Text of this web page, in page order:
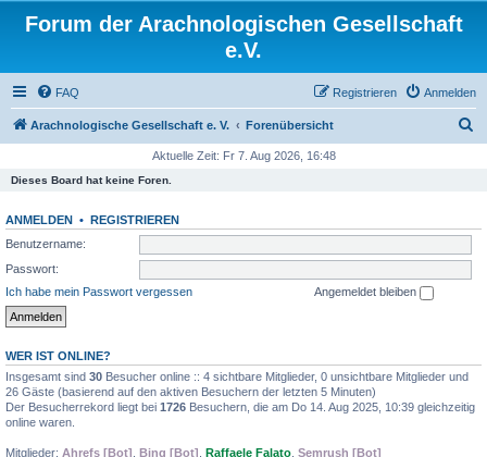
Forum der Arachnologischen Gesellschaft
e.V.
FAQ Anmelden
Registrieren
Arachnologische Gesellschaft e. V. Forenübersicht
e
Aktuelle Zeit: Fr 7. Aug 2026, 16:48
Dieses Board hat keine Foren.
ANMELDEN • REGISTRIEREN
Benutzername:
Passwort:
Ich habe mein Passwort vergessen
Angemeldet bleiben
WER IST ONLINE?
Insgesamt sind 30 Besucher online :: 4 sichtbare Mitglieder, 0 unsichtbare Mitglieder und
26 Gäste (basierend auf den aktiven Besuchern der letzten 5 Minuten)
Der Besucherrekord liegt bei 1726 Besuchern, die am Do 14. Aug 2025, 10:39 gleichzeitig
online waren.
Mitglieder: Ahrefs [Bot] Bing [Bot] Raffaele Falato Semrush [Bot]